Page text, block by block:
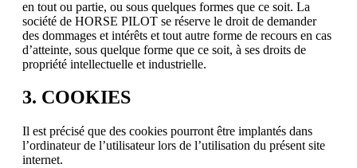
en tout ou partie, ou sous quelques formes que ce soit. La
société de HORSE PILOT se réserve le droit de demander
des dommages et intérêts et tout autre forme de recours en cas
d’atteinte, sous quelque forme que ce soit, à ses droits de
propriété intellectuelle et industrielle.
3. COOKIES
Il est précisé que des cookies pourront être implantés dans
l’ordinateur de l’utilisateur lors de l’utilisation du présent site
internet.